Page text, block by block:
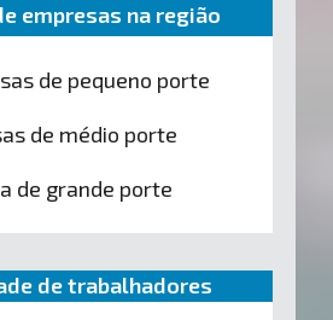
empresas na região
de pequeno porte
de médio porte
de grande porte
de trabalhadores